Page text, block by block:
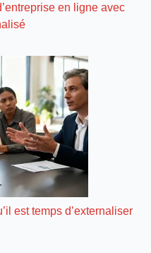
en ligne avec
est temps d’externaliser